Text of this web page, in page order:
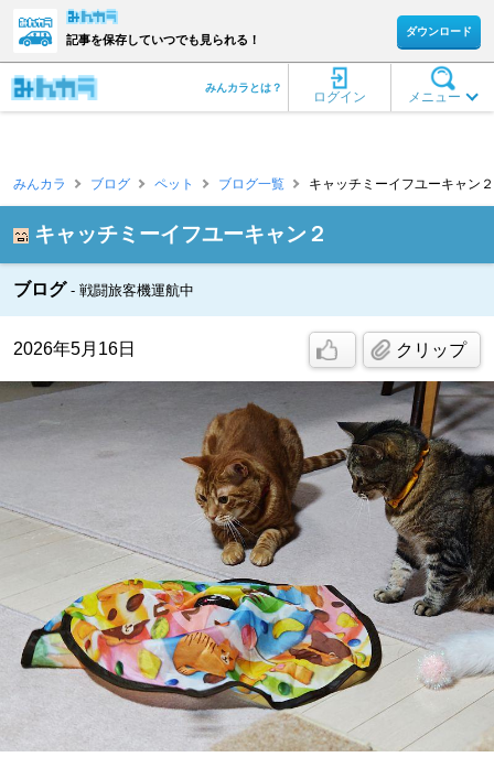
記事を保存していつでも見られる！
ダウンロード
メニュー
ログイン
みんカラとは？
みんカラ ブログ ペット ブログ一覧 キャッチミーイフユーキャン
キャッチミーイフユーキャン２
ブログ 戦闘旅客機運航中
2026年5月16日 クリップ